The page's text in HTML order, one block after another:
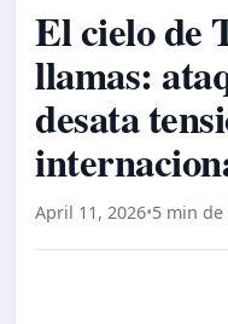
El cielo de
llamas:
desata
April 11, 2026•5 min